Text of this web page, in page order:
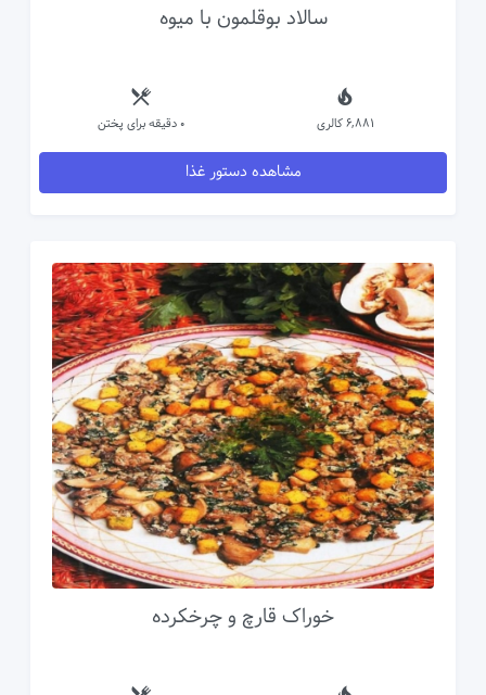
سالاد بوقلمون با میوه
6,881 کالری 0 دقیقه برای پختن
مشاهده دستور غذا
خوراک قارچ و چرخکرده